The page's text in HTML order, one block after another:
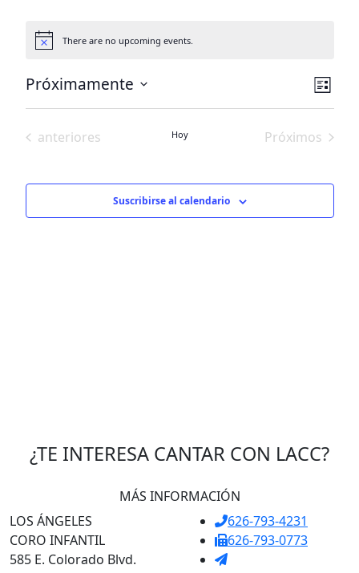
Aviso There are no upcoming events.
por
por
de
Lista
Próximamente
Selecciona
fecha.
Eventos
anteriores Hoy
Próximos
Suscribirse al calendario
¿TE INTERESA CANTAR CON LACC?
MÁS INFORMACIÓN
LOS ÁNGELES
CORO INFANTIL
585 E. Colorado Blvd.
626-793-4231
626-793-0773